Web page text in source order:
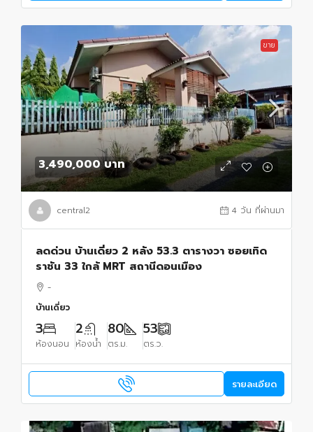
ขาย
3,490,000 บาท
central2 4 วัน ที่ผ่านมา
ลดด่วน บ้านเดี่ยว 2 หลัง 53.3 ตารางวา ซอยเทิด
ราชัน 33 ใกล้ MRT สถานีดอนเมือง
-
บ้านเดี่ยว
3
ห้องนอน
2
ห้องน้ำ
80
ตร.ม.
53
ตร.ว.
รายละเอียด